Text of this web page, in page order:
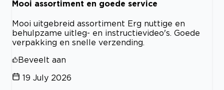
Mooi assortiment en goede service
Mooi uitgebreid assortiment Erg nuttige en
behulpzame uitleg- en instructievideo's. Goede
verpakking en snelle verzending.
Beveelt aan
19 July 2026